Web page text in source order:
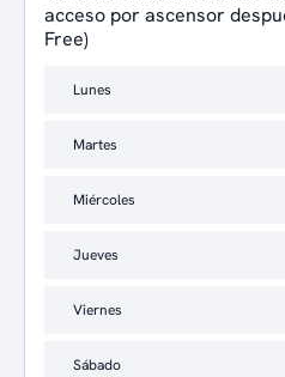
acceso por ascensor
Free)
Lunes
Martes
Miércoles
Jueves
Viernes
Sábado